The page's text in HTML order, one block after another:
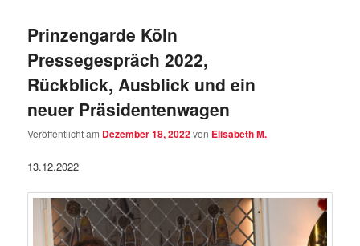
Prinzengarde Köln
Pressegespräch 2022,
Rückblick, Ausblick und ein
neuer Präsidentenwagen
Veröffentlicht am Dezember 18, 2022von Elisabeth M.
13.12.2022